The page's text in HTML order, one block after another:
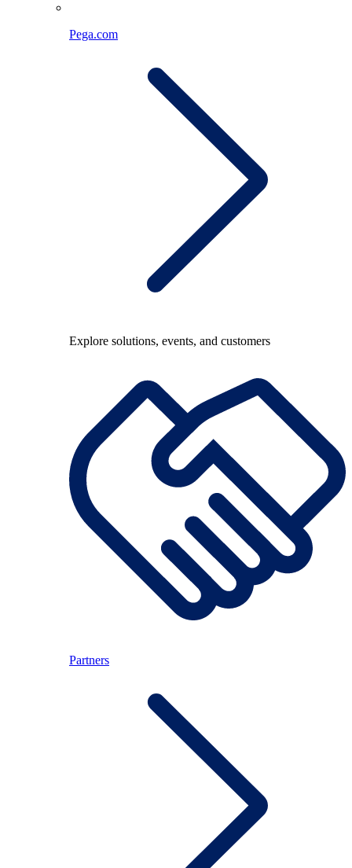
Pega.com
Explore solutions, events, and customers
Partners